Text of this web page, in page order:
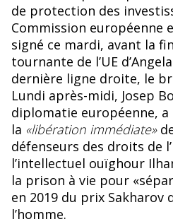
de protection des
Commission européenne
signé ce mardi, avant la
tournante de l’UE
dernière ligne droite, le
Lundi après-midi, Josep
diplomatie européenne, a
la «libération immédiate»
défenseurs des droits de
l’intellectuel ouïghour
la prison à vie pour
en 2019 du prix Sakharov
l’homme.